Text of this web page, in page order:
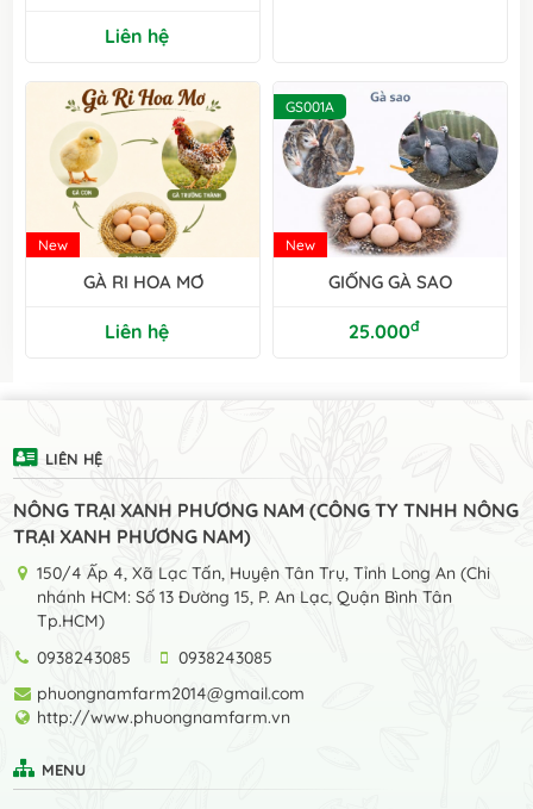
Liên hệ
New
GÀ RI HOA MƠ
Liên hệ
GS001A
New
GIỐNG GÀ SAO
25.000đ
LIÊN HỆ
NÔNG TRẠI XANH PHƯƠNG NAM (CÔNG TY TNHH NÔNG
TRẠI XANH PHƯƠNG NAM)
150/4 Ấp 4, Xã Lạc Tấn, Huyện Tân Trụ, Tỉnh Long An (Chi
nhánh HCM: Số 13 Đường 15, P. An Lạc, Quận Bình Tân
Tp.HCM)
0938243085
0938243085
phuongnamfarm2014@gmail.com
http://www.phuongnamfarm.vn
MENU